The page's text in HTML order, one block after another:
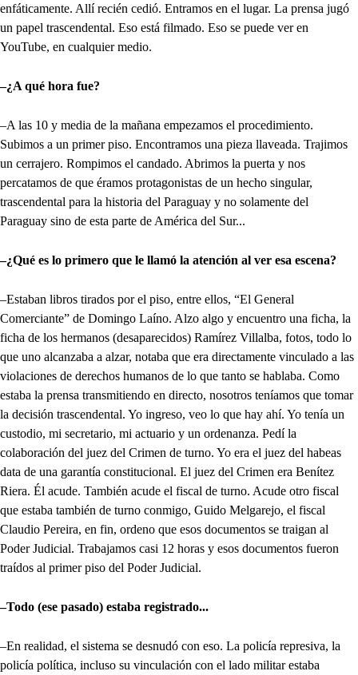
enfáticamente. Allí recién cedió. Entramos en el lugar. La prensa jugó
un papel trascendental. Eso está filmado. Eso se puede ver en
YouTube, en cualquier medio.
–¿A qué hora fue?
–A las 10 y media de la mañana empezamos el procedimiento.
Subimos a un primer piso. Encontramos una pieza llaveada. Trajimos
un cerrajero. Rompimos el candado. Abrimos la puerta y nos
percatamos de que éramos protagonistas de un hecho singular,
trascendental para la historia del Paraguay y no solamente del
Paraguay sino de esta parte de América del Sur...
–¿Qué es lo primero que le llamó la atención al ver esa escena?
–Estaban libros tirados por el piso, entre ellos, “El General
Comerciante” de Domingo Laíno. Alzo algo y encuentro una ficha, la
ficha de los hermanos (desaparecidos) Ramírez Villalba, fotos, todo lo
que uno alcanzaba a alzar, notaba que era directamente vinculado a las
violaciones de derechos humanos de lo que tanto se hablaba. Como
estaba la prensa transmitiendo en directo, nosotros teníamos que tomar
la decisión trascendental. Yo ingreso, veo lo que hay ahí. Yo tenía un
custodio, mi secretario, mi actuario y un ordenanza. Pedí la
colaboración del juez del Crimen de turno. Yo era el juez del habeas
data de una garantía constitucional. El juez del Crimen era Benítez
Riera. Él acude. También acude el fiscal de turno. Acude otro fiscal
que estaba también de turno conmigo, Guido Melgarejo, el fiscal
Claudio Pereira, en fin, ordeno que esos documentos se traigan al
Poder Judicial. Trabajamos casi 12 horas y esos documentos fueron
traídos al primer piso del Poder Judicial.
–Todo (ese pasado) estaba registrado...
–En realidad, el sistema se desnudó con eso. La policía represiva, la
policía política, incluso su vinculación con el lado militar estaba